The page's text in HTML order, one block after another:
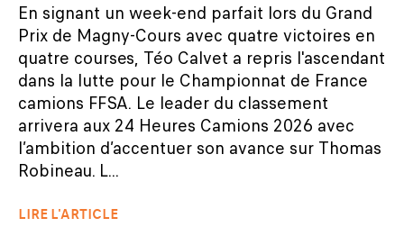
En signant un week-end parfait lors du Grand
Prix de Magny-Cours avec quatre victoires en
quatre courses, Téo Calvet a repris l'ascendant
dans la lutte pour le Championnat de France
camions FFSA. Le leader du classement
arrivera aux 24 Heures Camions 2026 avec
l’ambition d’accentuer son avance sur Thomas
Robineau. L...
LIRE L'ARTICLE